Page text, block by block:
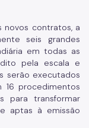
novos contratos, a
seis grandes
em todas as
pela escala e
serão executados
16 procedimentos
para transformar
aptas à emissão